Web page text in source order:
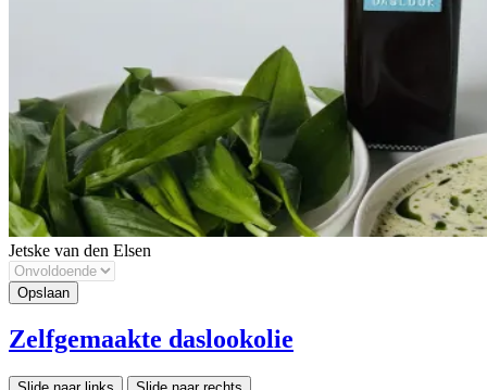
Jetske van den Elsen
Zelfgemaakte daslookolie